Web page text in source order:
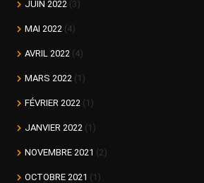
JUIN 2022 (3)
MAI 2022 (4)
AVRIL 2022 (4)
MARS 2022 (1)
FÉVRIER 2022 (1)
JANVIER 2022 (1)
NOVEMBRE 2021 (2)
OCTOBRE 2021 (1)